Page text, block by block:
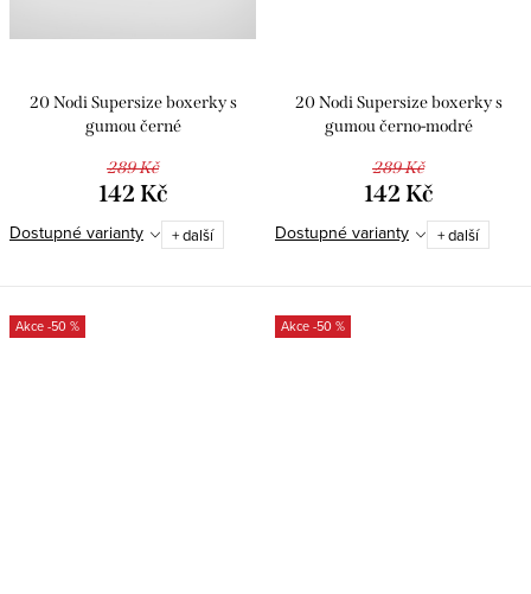
20 Nodi Supersize boxerky s
gumou černé
289 Kč
142 Kč
Dostupné varianty + další
20 Nodi Supersize boxerky s
gumou černo-modré
289 Kč
142 Kč
Dostupné varianty + další
-50 % -50 %